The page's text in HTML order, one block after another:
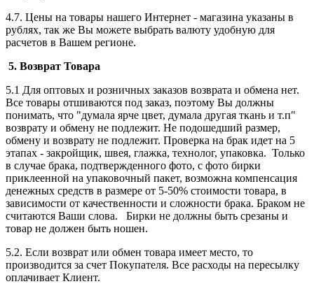
4.7. Цены на товары нашего Интернет - магазина указаны в
рублях, так же Вы можете выбрать валюту удобную для
расчетов в Вашем регионе.
5. Возврат Товара
5.1 Для оптовых и розничных заказов возврата и обмена нет.
Все товары отшиваются под заказ, поэтому Вы должны
понимать, что "думала ярче цвет, думала другая ткань и т.п"
возврату и обмену не подлежит. Не подошедший размер,
обмену и возврату не подлежит. Проверка на брак идет на 5
этапах - закройщик, швея, глажка, технолог, упаковка. Только
в случае брака, подтвержденного фото, с фото бирки
приклеенной на упаковочный пакет, возможна компенсация
денежных средств в размере от 5-50% стоимости товара, в
зависимости от качественности и сложности брака. Браком не
считаются Ваши слова. Бирки не должны быть срезаны и
товар не должен быть ношен.
5.2. Если возврат или обмен товара имеет место, то
производится за счет Покупателя. Все расходы на пересылку
оплачивает Клиент.